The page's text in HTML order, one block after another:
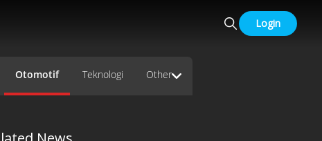
Login
Otomotif Teknologi Other